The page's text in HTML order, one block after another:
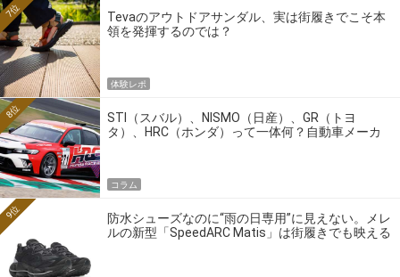
Tevaのアウトドアサンダル、実は街履きでこそ本
領を発揮するのでは？
7位
体験レポ
STI（スバル）、NISMO（日産）、GR（トヨ
タ）、HRC（ホンダ）って一体何？自動車メーカ
8位
コラム
防水シューズなのに“雨の日専用”に見えない。メレ
ルの新型「SpeedARC Matis」は街履きでも映える
9位